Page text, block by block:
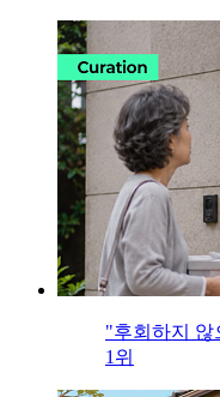
"후회하지 않
1위